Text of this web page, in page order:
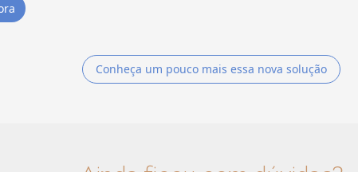
Conheça um pouco mais essa nova solução